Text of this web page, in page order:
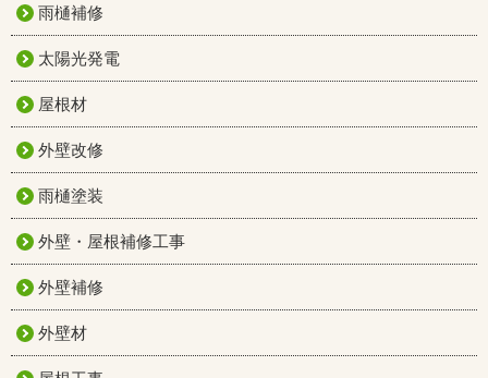
雨樋補修
太陽光発電
屋根材
外壁改修
雨樋塗装
外壁・屋根補修工事
外壁補修
外壁材